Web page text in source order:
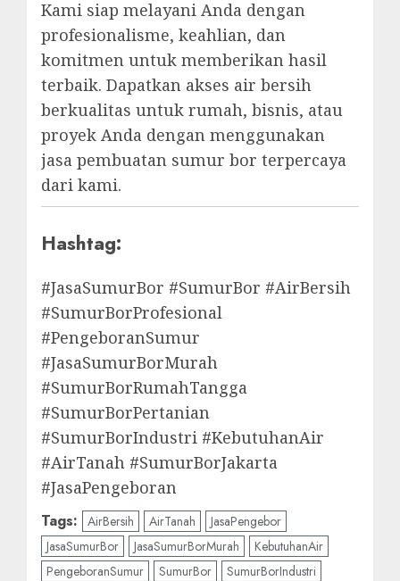
Kami siap melayani Anda dengan
profesionalisme, keahlian, dan
komitmen untuk memberikan hasil
terbaik. Dapatkan akses air bersih
berkualitas untuk rumah, bisnis, atau
proyek Anda dengan menggunakan
jasa pembuatan sumur bor terpercaya
dari kami.
Hashtag:
#JasaSumurBor #SumurBor #AirBersih
#SumurBorProfesional
#PengeboranSumur
#JasaSumurBorMurah
#SumurBorRumahTangga
#SumurBorPertanian
#SumurBorIndustri #KebutuhanAir
#AirTanah #SumurBorJakarta
#JasaPengeboran
Tags: AirBersih AirTanah
JasaPengebor
JasaSumurBor
JasaSumurBorMurah
KebutuhanAir
PengeboranSumur
SumurBor
SumurBorIndustri